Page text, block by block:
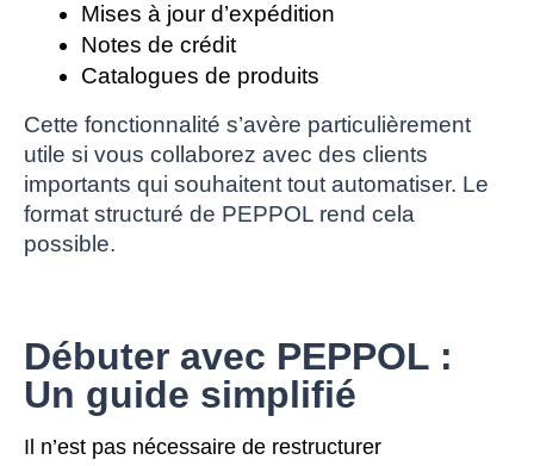
Mises à jour d’expédition
Notes de crédit
Catalogues de produits
Cette fonctionnalité s’avère particulièrement
utile si vous collaborez avec des clients
importants qui souhaitent tout automatiser. Le
format structuré de PEPPOL rend cela
possible.
Débuter avec PEPPOL :
Un guide simplifié
Il n’est pas nécessaire de restructurer